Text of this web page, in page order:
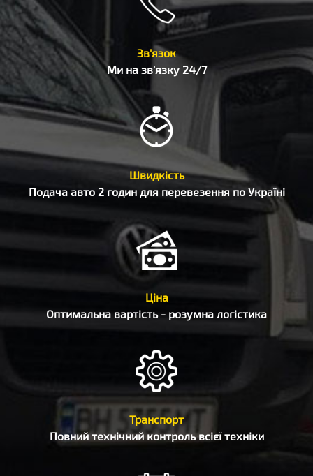
Зв'язок
Ми на зв'язку 24/7
Швидкість
Подача авто 2 годин для перевезення по Україні
Ціна
Оптимальна вартість - розумна логістика
Транспорт
Повний технічний контроль всієї техніки